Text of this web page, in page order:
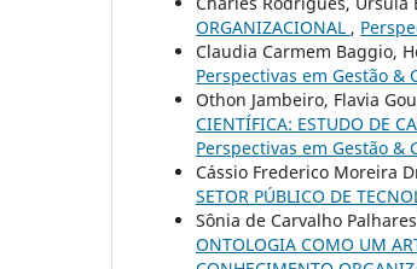
ORGANIZACIONAL ,
Claudia Carmem Baggio,
Perspectivas em Gestão &
Othon Jambeiro, Flavia
CIENTÍFICA: ESTUDO DE
Perspectivas em Gestão &
Cássio Frederico Moreira
SETOR PÚBLICO DE
Sônia de Carvalho
ONTOLOGIA COMO UM